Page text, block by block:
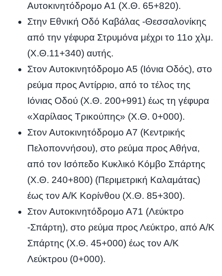
Αυτοκινητόδρομο Α1 (Χ.Θ. 65+820).
Στην Εθνική Οδό Καβάλας -Θεσσαλονίκης
από την γέφυρα Στρυμόνα μέχρι το 11ο χλμ.
(Χ.Θ.11+340) αυτής.
Στον Αυτοκινητόδρομο Α5 (Ιόνια Οδός), στο
ρεύμα προς Αντίρριο, από το τέλος της
Ιόνιας Οδού (Χ.Θ. 200+991) έως τη γέφυρα
«Χαρίλαος Τρικούπης» (Χ.Θ. 0+000).
Στον Αυτοκινητόδρομο Α7 (Κεντρικής
Πελοποννήσου), στο ρεύμα προς Αθήνα,
από τον Ισόπεδο Κυκλικό Κόμβο Σπάρτης
(Χ.Θ. 240+800) (Περιμετρική Καλαμάτας)
έως τον Α/Κ Κορίνθου (Χ.Θ. 85+300).
Στον Αυτοκινητόδρομο Α71 (Λεύκτρο
-Σπάρτη), στο ρεύμα προς Λεύκτρο, από Α/Κ
Σπάρτης (Χ.Θ. 45+000) έως τον Α/Κ
Λεύκτρου (0+000).